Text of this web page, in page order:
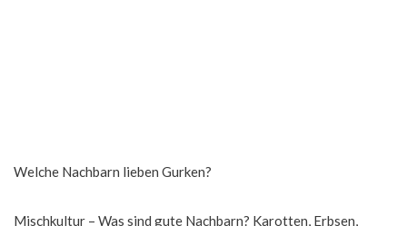
Welche Nachbarn lieben Gurken?
Mischkultur – Was sind gute Nachbarn? Karotten, Erbsen,